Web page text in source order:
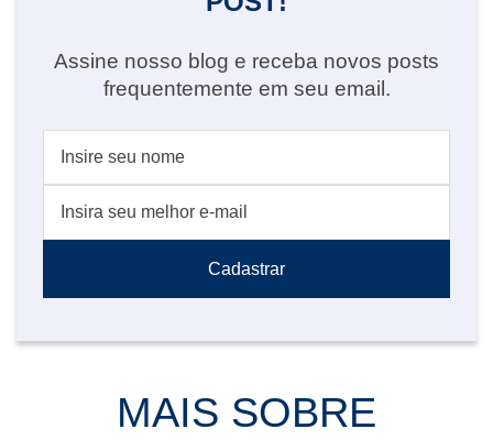
Assine nosso blog e receba novos posts
frequentemente em seu email.
MAIS SOBRE